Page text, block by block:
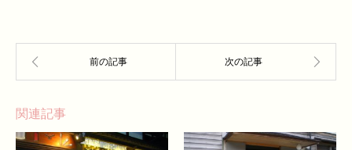
関連記事